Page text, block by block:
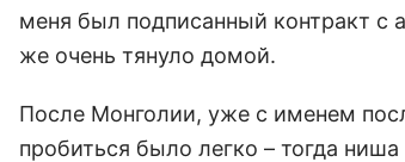
меня был подписанный контракт с
же очень тянуло домой.
После Монголии, уже с именем
пробиться было легко – тогда